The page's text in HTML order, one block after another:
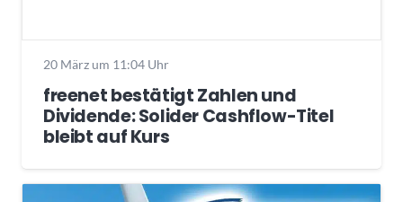
20 März um 11:04 Uhr
freenet bestätigt Zahlen und
Dividende: Solider Cashflow-Titel
bleibt auf Kurs